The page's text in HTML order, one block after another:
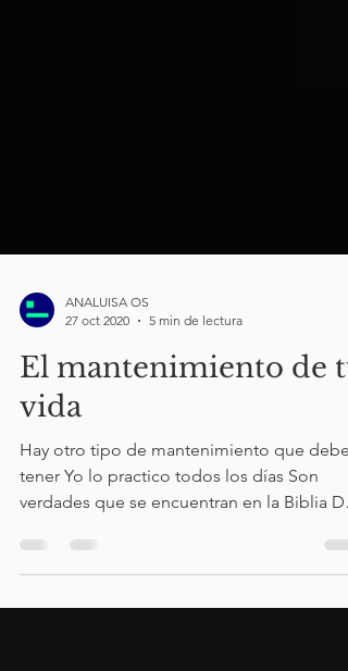
ANALUISA OS
27 oct 2020
El mantenimiento de tu
vida
tener Yo lo practico todos los días Son
verdades que se encuentran en la Biblia De
manera regular